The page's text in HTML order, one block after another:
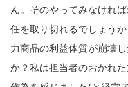
ん。そのやってみなけれ
任を取り切れるでしょう
力商品の利益体質が崩壊
か？私は担当者のおかれ